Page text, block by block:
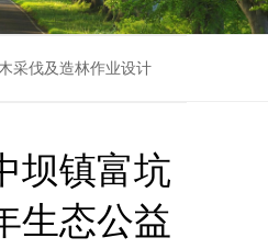
采伐及造林作业设计
坝镇富坑
生态公益